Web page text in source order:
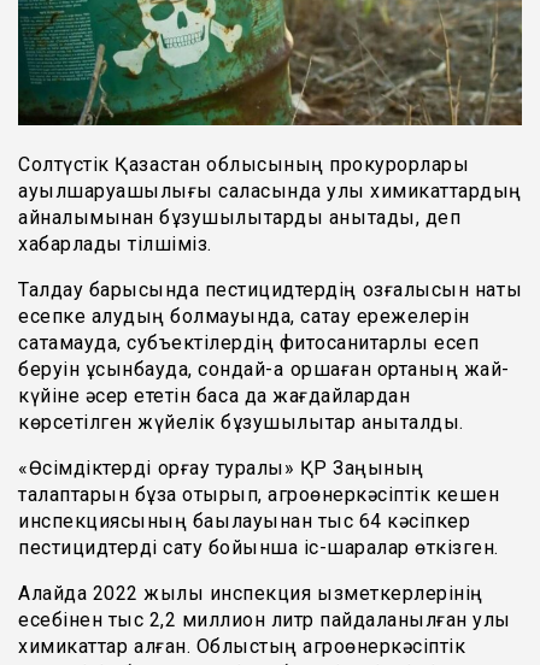
Солтүстік Қазақстан облысының прокурорлары
ауылшаруашылығы саласында улы химикаттардың
айналымынан бұзушылықтарды анықтады, деп
хабарлады тілшіміз.
Талдау барысында пестицидтердің қозғалысын нақты
есепке алудың болмауында, сақтау ережелерін
сақтамауда, субъектілердің фитосанитарлық есеп
беруін ұсынбауда, сондай-ақ қоршаған ортаның жай-
күйіне әсер ететін басқа да жағдайлардан
көрсетілген жүйелік бұзушылықтар анықталды.
«Өсімдіктерді қорғау туралы» ҚР Заңының
талаптарын бұза отырып, агроөнеркәсіптік кешен
инспекциясының бақылауынан тыс 64 кәсіпкер
пестицидтерді сату бойынша іс-шаралар өткізген.
Алайда 2022 жылы инспекция қызметкерлерінің
есебінен тыс 2,2 миллион литр пайдаланылған улы
химикаттар қалған. Облыстың агроөнеркәсіптік